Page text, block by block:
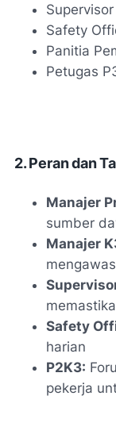
Safety
Panitia
Petugas
2. Peran dan
Manajer
sumber
Manajer
Safety
harian
P2K3:
pekerja